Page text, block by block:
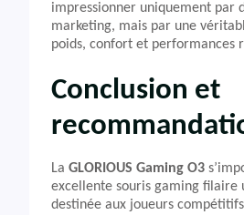
impressionner uniquement par
marketing, mais par une
poids, confort et performances
Conclusion et
La GLORIOUS Gaming O3
excellente souris gaming filaire
destinée aux joueurs